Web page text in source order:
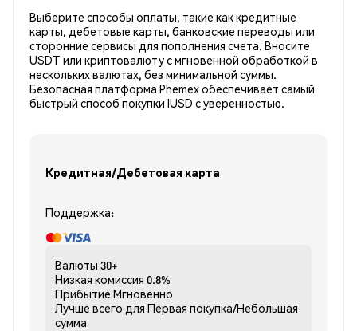
Выберите способы оплаты, такие как кредитные
карты, дебетовые карты, банковские переводы или
сторонние сервисы для пополнения счета. Вносите
USDT или криптовалюту с мгновенной обработкой в
нескольких валютах, без минимальной суммы.
Безопасная платформа Phemex обеспечивает самый
быстрый способ покупки IUSD с уверенностью.
Кредитная/Дебетовая карта
Поддержка:
Валюты 30+
Низкая комиссия 0.8%
Прибытие Мгновенно
Лучше всего для Первая покупка/Небольшая
сумма